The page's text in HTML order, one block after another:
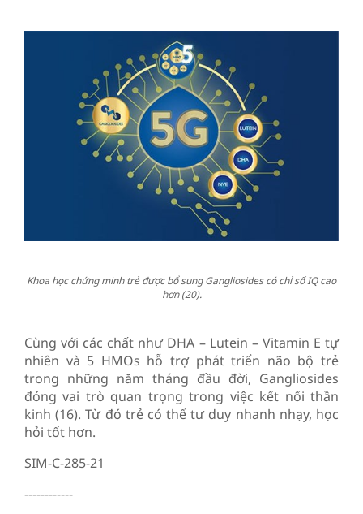
Khoa học chứng minh trẻ được bổ sung Gangliosides có chỉ số IQ cao
hơn (20).
Cùng với các chất như DHA – Lutein – Vitamin E tự
nhiên và 5 HMOs hỗ trợ phát triển não bộ trẻ
trong những năm tháng đầu đời, Gangliosides
đóng vai trò quan trọng trong việc kết nối thần
kinh (16). Từ đó trẻ có thể tư duy nhanh nhạy, học
hỏi tốt hơn.
SIM-C-285-21
------------